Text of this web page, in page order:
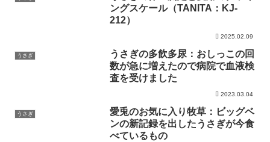
ングスケール（TANITA：KJ-
212）
2025.02.09
うさぎ
うさぎの多飲多尿：おしっこの回
数が急に増えたので病院で血液検
査を受けました
2023.03.04
うさぎ
愛兎のお気に入り牧草：ビッグベ
ンの新記録を出したうさぎが今食
べているもの